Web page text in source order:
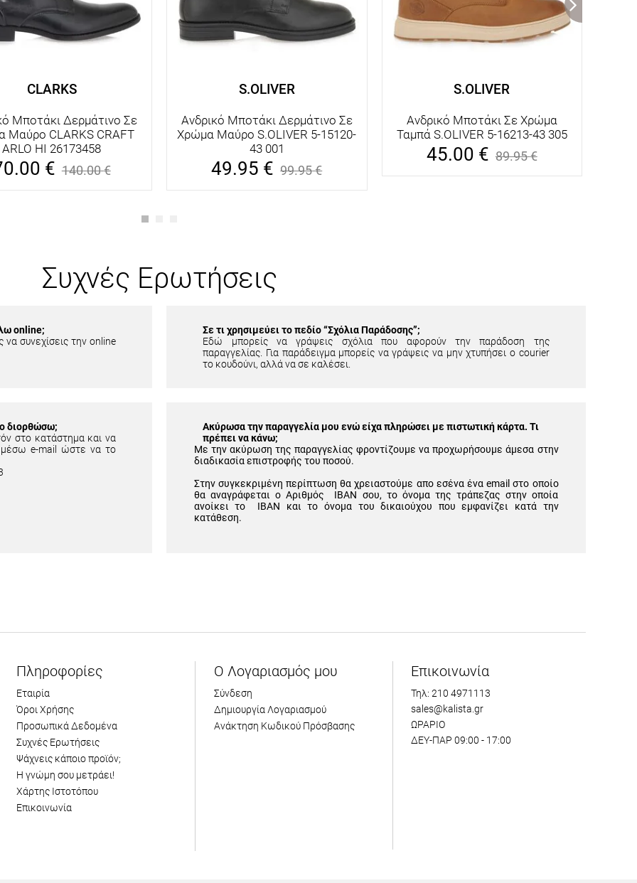
CLARKS
Μποτάκι Δερμάτινο Σε
Μαύρο CLARKS CRAFT
ARLO HI 26173458
€ 140.00€
S.OLIVER
Ανδρικό Μποτάκι Δερμάτινο Σε
Χρώμα Μαύρο S.OLIVER 5-15120-
43 001
49.95 € 99.95€
S.OLIVER
Ανδρικό Μποτάκι Σε Χρώμα
Ταμπά S.OLIVER 5-16213-43 305
45.00 € 89.95€
Συχνές Ερωτήσεις
online;
συνεχίσεις την online
Σε τι χρησιμεύει το πεδίο “Σχόλια Παράδοσης”;
Εδώ μπορείς να γράψεις σχόλια που αφορούν την παράδοση της
παραγγελίας. Για παράδειγμα μπορείς να γράψεις να μην χτυπήσει ο courier
το κουδούνι, αλλά να σε καλέσει.
διορθώσω;
στο κατάστημα και να
μέσω e-mail ώστε να το
Ακύρωσα την παραγγελία μου ενώ είχα πληρώσει με πιστωτική κάρτα. Τι
πρέπει να κάνω;
Με την ακύρωση της παραγγελίας φροντίζουμε να προχωρήσουμε άμεσα στην
διαδικασία επιστροφής του ποσού.
Στην συγκεκριμένη περίπτωση θα χρειαστούμε απο εσένα ένα email στο οποίο
θα αναγράφεται ο Αριθμός IBAN σου, το όνομα της τράπεζας στην οποία
ανοίκει το IBAN και το όνομα του δικαιούχου που εμφανίζει κατά την
κατάθεση.
Πληροφορίες
Εταιρία
Όροι Χρήσης
Προσωπικά Δεδομένα
Συχνές Ερωτήσεις
Ψάχνεις κάποιο προϊόν;
Η γνώμη σου μετράει!
Χάρτης Ιστοτόπου
Επικοινωνία
Ο Λογαριασμός μου
Σύνδεση
Δημιουργία Λογαριασμού
Ανάκτηση Κωδικού Πρόσβασης
Επικοινωνία
Τηλ: 210 4971113
sales@kalista.gr
ΩΡΑΡΙΟ
ΔΕΥ-ΠΑΡ 09:00 - 17:00